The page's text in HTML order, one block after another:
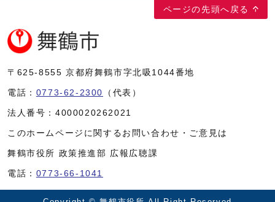
ページの先頭へ戻る
〒625-8555 京都府舞鶴市字北吸1044番地
電話： 0773-62-2300 （代表）
法人番号： 4000020262021
このホームページに関するお問い合わせ・ご意見は
舞鶴市役所 政策推進部 広報広聴課
電話： 0773-66-1041